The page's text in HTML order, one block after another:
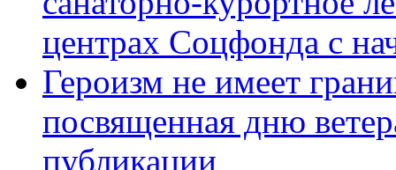
центрах Соцфонда с
Героизм не имеет
посвященная дню
публикации